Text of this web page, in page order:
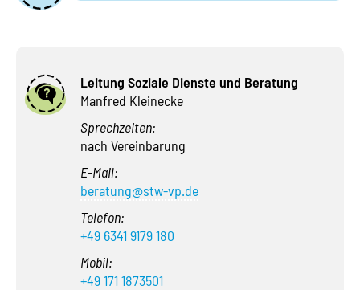
Leitung Soziale Dienste und Beratung
Manfred Kleinecke
Sprechzeiten:
nach Vereinbarung
E-Mail:
beratung@stw-vp.de
Telefon:
+49 6341 9179 180
Mobil:
+49 171 1873501